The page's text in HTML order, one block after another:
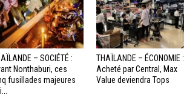
– SOCIÉTÉ :
Nonthaburi, ces
fusillades majeures
THAÏLANDE – ÉCONOMIE :
Acheté par Central, Max
Value deviendra Tops